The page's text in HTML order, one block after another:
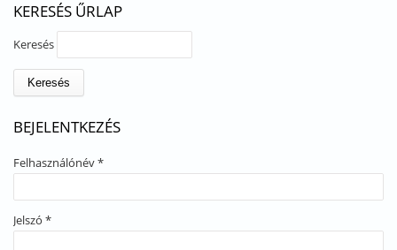
KERESÉS ŰRLAP
Keresés
BEJELENTKEZÉS
Felhasználónév*
Jelszó *